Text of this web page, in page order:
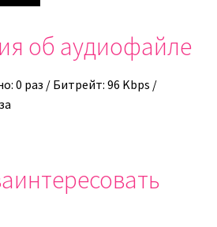
об аудиофайле
0 раз / Битрейт: 96 Kbps /